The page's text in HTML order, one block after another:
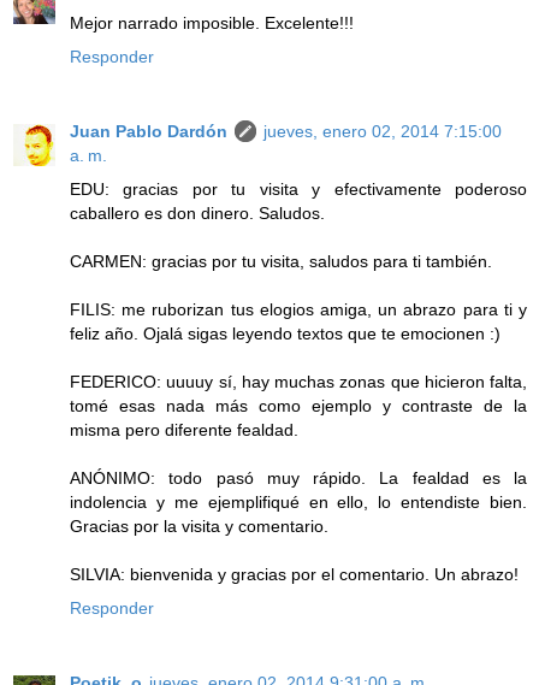
Mejor narrado imposible. Excelente!!!
Responder
Juan Pablo Dardón
jueves, enero 02, 2014 7:15:00
a. m.
EDU: gracias por tu visita y efectivamente poderoso
caballero es don dinero. Saludos.
CARMEN: gracias por tu visita, saludos para ti también.
FILIS: me ruborizan tus elogios amiga, un abrazo para ti y
feliz año. Ojalá sigas leyendo textos que te emocionen :)
FEDERICO: uuuuy sí, hay muchas zonas que hicieron falta,
tomé esas nada más como ejemplo y contraste de la
misma pero diferente fealdad.
ANÓNIMO: todo pasó muy rápido. La fealdad es la
indolencia y me ejemplifiqué en ello, lo entendiste bien.
Gracias por la visita y comentario.
SILVIA: bienvenida y gracias por el comentario. Un abrazo!
Responder